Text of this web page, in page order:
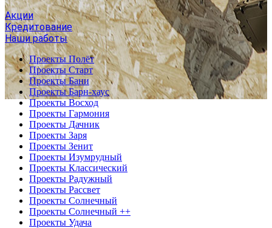
Акции
Кредитование
Наши работы
Проекты Полёт
Проекты Старт
Проекты Бани
Проекты Барн-хаус
Проекты Восход
Проекты Гармония
Проекты Дачник
Проекты Заря
Проекты Зенит
Проекты Изумрудный
Проекты Классический
Проекты Радужный
Проекты Рассвет
Проекты Солнечный
Проекты Солнечный ++
Проекты Удача